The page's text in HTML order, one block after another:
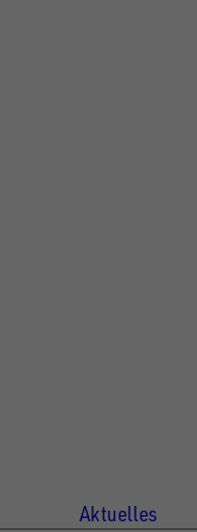
Aktuelles